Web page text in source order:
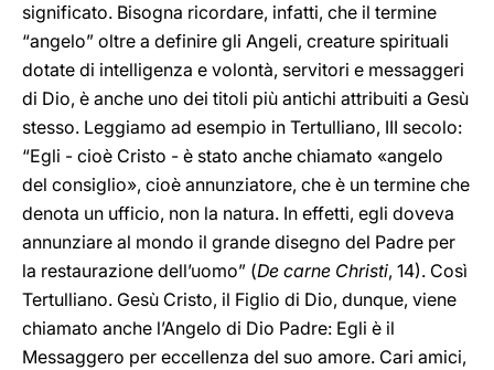
significato. Bisogna ricordare, infatti, che il termine
“angelo” oltre a definire gli Angeli, creature spirituali
dotate di intelligenza e volontà, servitori e messaggeri
di Dio, è anche uno dei titoli più antichi attribuiti a Gesù
stesso. Leggiamo ad esempio in Tertulliano, III secolo:
“Egli - cioè Cristo - è stato anche chiamato «angelo
del consiglio», cioè annunziatore, che è un termine che
denota un ufficio, non la natura. In effetti, egli doveva
annunziare al mondo il grande disegno del Padre per
la restaurazione dell’uomo” (De carne Christi, 14). Così
Tertulliano. Gesù Cristo, il Figlio di Dio, dunque, viene
chiamato anche l’Angelo di Dio Padre: Egli è il
Messaggero per eccellenza del suo amore. Cari amici,